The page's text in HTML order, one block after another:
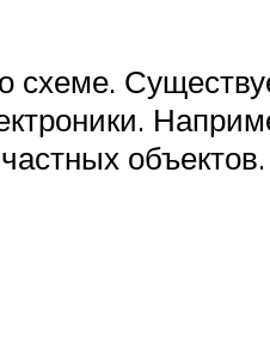
схеме.
объектов.